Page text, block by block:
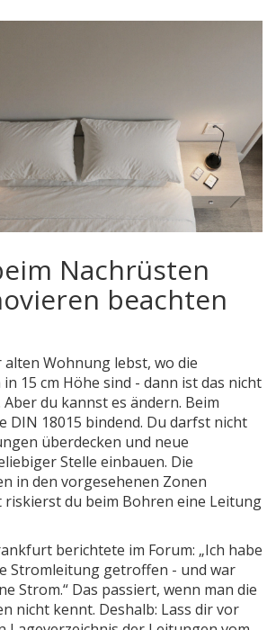
Nachrüsten
beachten
Wohnung lebst, wo die
15 cm Höhe sind - dann ist das nicht
du kannst es ändern. Beim
DIN 18015 bindend. Du darfst nicht
überdecken und neue
Stelle einbauen. Die
in den vorgesehenen Zonen
du beim Bohren eine Leitung
berichtete im Forum: „Ich habe
Stromleitung getroffen - und war
Strom.“ Das passiert, wenn man die
nicht kennt. Deshalb: Lass dir vor